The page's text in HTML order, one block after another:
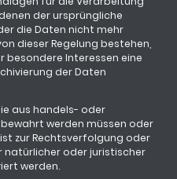
der ursprüngliche
die Daten nicht mehr
dieser Regelung bestehen,
besondere Interessen eine
der Daten
aus handels- oder
werden müssen oder
zur Rechtsverfolgung oder
natürlicher oder juristischer
werden.